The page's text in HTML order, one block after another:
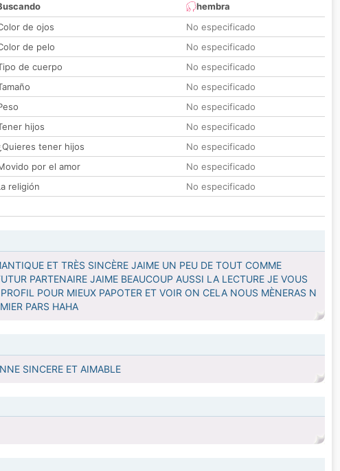
hembra
de ojos
No especificado
de pelo
No especificado
de cuerpo
No especificado
No especificado
No especificado
hijos
No especificado
tener hijos
No especificado
por el amor
No especificado
religión
No especificado
ET TRÈS SINCÈRE JAIME UN PEU DE TOUT COMME
PARTENAIRE JAIME BEAUCOUP AUSSI LA LECTURE JE VOUS
POUR MIEUX PAPOTER ET VOIR ON CELA NOUS MÈNERAS N
PARS HAHA
SINCERE ET AIMABLE